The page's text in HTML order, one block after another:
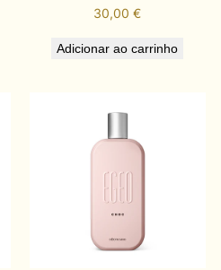
30,00€
Adicionar ao carrinho